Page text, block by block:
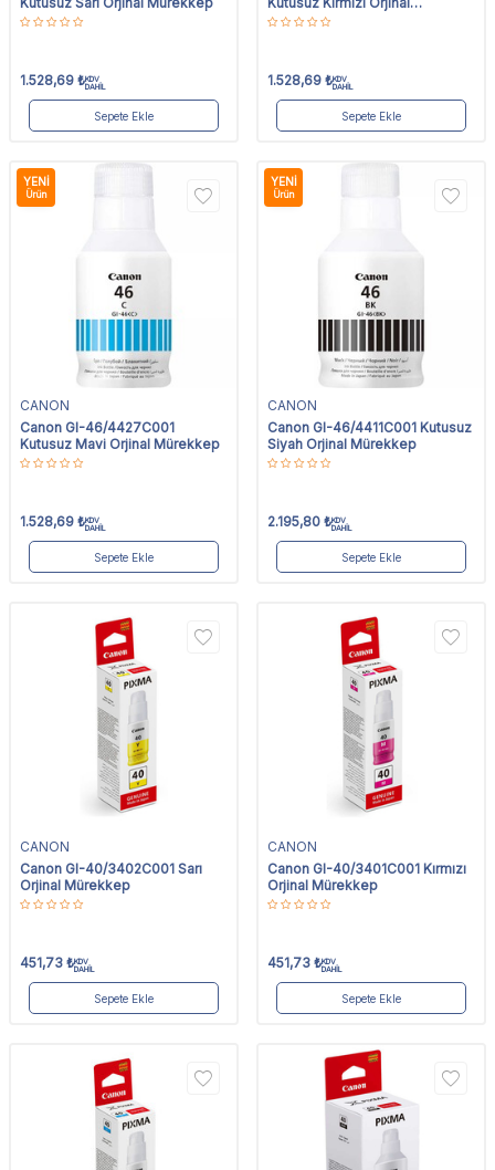
1.528,69 ₺KDV
DAHİL
Sepete Ekle
Mürekkep
1.528,69 ₺KDV
DAHİL
Sepete Ekle
YENI
Ürün
CANON
Canon GI-46/4427C001
Kutusuz Mavi Orjinal Mürekkep
1.528,69 ₺KDV
DAHİL
Sepete Ekle
YENI
Ürün
CANON
Canon GI-46/4411C001 Kutusuz
Siyah Orjinal Mürekkep
2.195,80 ₺KDV
DAHİL
Sepete Ekle
CANON
Canon GI-40/3402C001 Sarı
Orjinal Mürekkep
451,73 ₺KDV
DAHİL
Sepete Ekle
CANON
Canon GI-40/3401C001 Kırmızı
Orjinal Mürekkep
451,73 ₺KDV
DAHİL
Sepete Ekle